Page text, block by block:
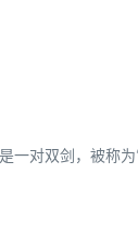
一对双剑，被称为